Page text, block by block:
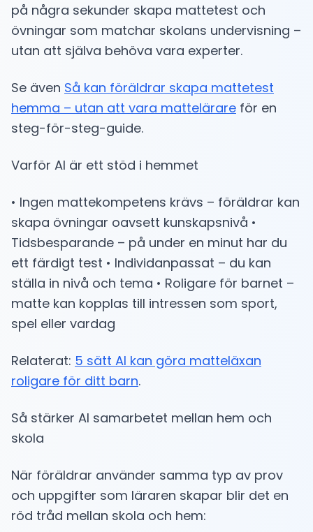
på några sekunder skapa mattetest och
övningar som matchar skolans undervisning –
utan att själva behöva vara experter.
Se även Så kan föräldrar skapa mattetest
hemma – utan att vara mattelärare för en
steg-för-steg-guide.
Varför AI är ett stöd i hemmet
• Ingen mattekompetens krävs – föräldrar kan
skapa övningar oavsett kunskapsnivå •
Tidsbesparande – på under en minut har du
ett färdigt test • Individanpassat – du kan
ställa in nivå och tema • Roligare för barnet –
matte kan kopplas till intressen som sport,
spel eller vardag
Relaterat: 5 sätt AI kan göra matteläxan
roligare för ditt barn.
Så stärker AI samarbetet mellan hem och
skola
När föräldrar använder samma typ av prov
och uppgifter som läraren skapar blir det en
röd tråd mellan skola och hem: